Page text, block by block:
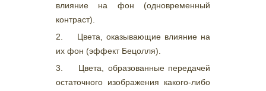
влияние на фон (одновременный
контраст).
2. Цвета, оказывающие влияние на
их фон (эффект Бецолля).
3. Цвета, образованные передачей
остаточного изображения какого-либо